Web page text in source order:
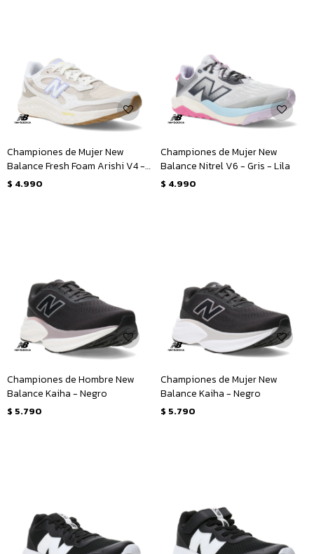
Championes de Mujer New
Balance Fresh Foam Arishi V4 -
Beige - Lila
$ 4.990
Championes de Mujer New
Balance Nitrel V6 - Gris - Lila
$ 4.990
Championes de Hombre New
Balance Kaiha - Negro
$ 5.790
Championes de Mujer New
Balance Kaiha - Negro
$ 5.790